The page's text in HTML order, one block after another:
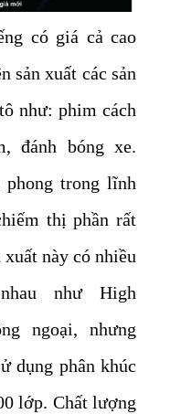
có giá cả cao
sản xuất các sản
như: phim cách
đánh bóng xe.
trong lĩnh
thị phần rất
này có nhiều
như High
ngoại, nhưng
dụng phân khúc
lớp. Chất lượng